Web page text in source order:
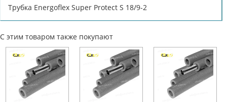
Трубка Energoflex Super Protect S 18/9-2
С этим товаром также покупают